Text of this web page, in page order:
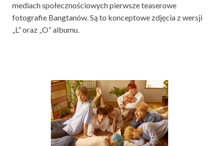
mediach społecznościowych pierwsze teaserowe
fotografie Bangtanów. Są to konceptowe zdjęcia z wersji
„L” oraz „O” albumu.